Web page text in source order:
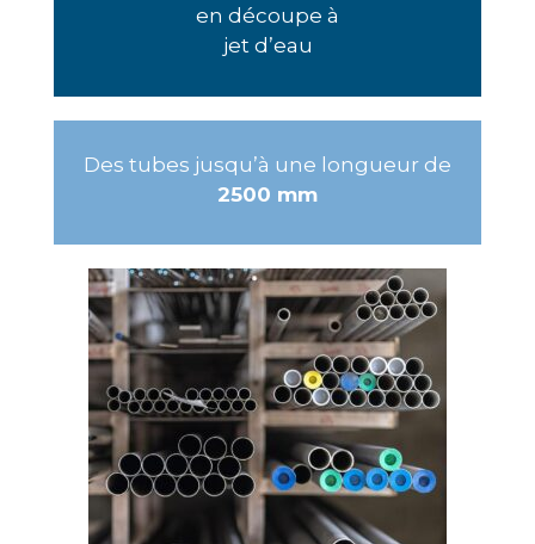
en découpe à
jet d’eau
Des tubes jusqu’à une longueur de
2500 mm